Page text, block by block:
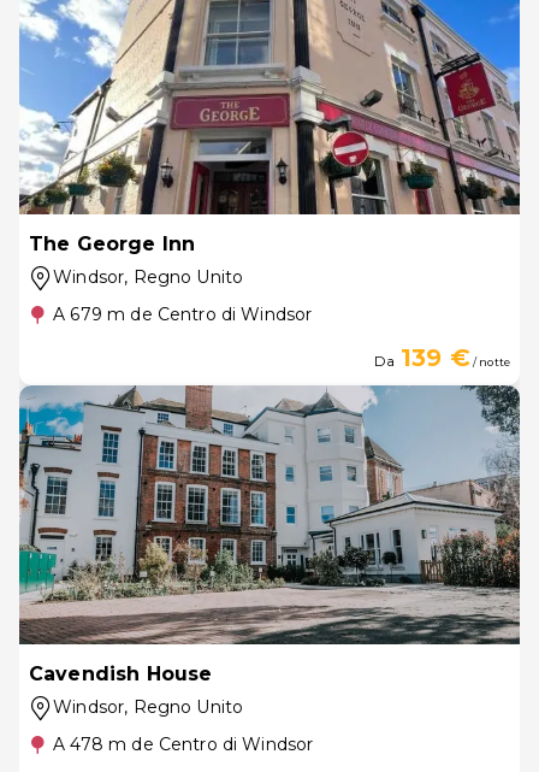
The George Inn
Windsor, Regno Unito
A 679 m de Centro di Windsor
Da 139 €/ notte
Cavendish House
Windsor, Regno Unito
A 478 m de Centro di Windsor